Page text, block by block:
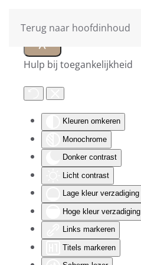
Hulp bij toegankelijkheid
Kleuren omkeren
Monochrome
Donker contrast
Licht contrast
Lage kleur verzadiging
Hoge kleur verzadiging
Links markeren
Titels markeren
Terug naar hoofdinhoud